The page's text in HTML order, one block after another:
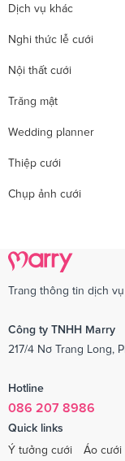
Dịch vụ khác
Nghi thức lễ cưới
Nội thất cưới
Trăng mật
Wedding planner
Thiệp cưới
Chụp ảnh cưới
Trang thông tin dịch
Công ty TNHH Marry
217/4 Nơ Trang Long,
Hotline
086 207 8986
Quick links
Ý tưởng cưới
Áo cưới